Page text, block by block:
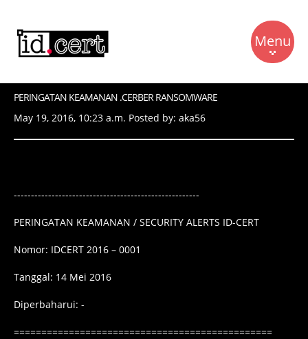
Menu
RFC 2350
Bahan Bacaan
PERINGATAN KEAMANAN .CERBER RANSOMWARE
May 19, 2016, 10:23 a.m. Posted by: aka56
------------------------------------------------------
PERINGATAN KEAMANAN / SECURITY ALERTS ID-CERT
Nomor: IDCERT 2016 – 0001
Tanggal: 14 Mei 2016
Diperbaharui: -
===============================================